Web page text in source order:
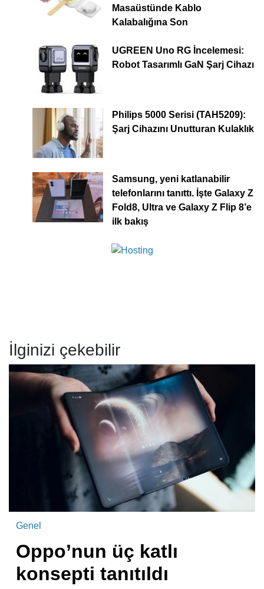
Masaüstünde Kablo
Kalabalığına Son
UGREEN Uno RG İncelemesi:
Robot Tasarımlı GaN Şarj Cihazı
Philips 5000 Serisi (TAH5209):
Şarj Cihazını Unutturan Kulaklık
Samsung, yeni katlanabilir
telefonlarını tanıttı. İşte Galaxy Z
Fold8, Ultra ve Galaxy Z Flip 8’e
ilk bakış
İlginizi çekebilir
Genel
Oppo’nun üç katlı
konsepti tanıtıldı